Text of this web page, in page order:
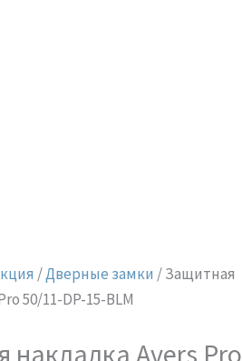
/Дверные замки / Защитная
50/11-DP-15-BLM
накладка Avers Pro